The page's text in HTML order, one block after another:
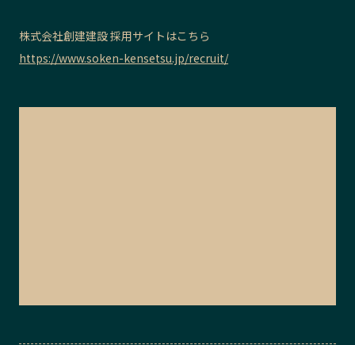
株式会社創建建設 採用サイトはこちら
https://www.soken-kensetsu.jp/recruit/